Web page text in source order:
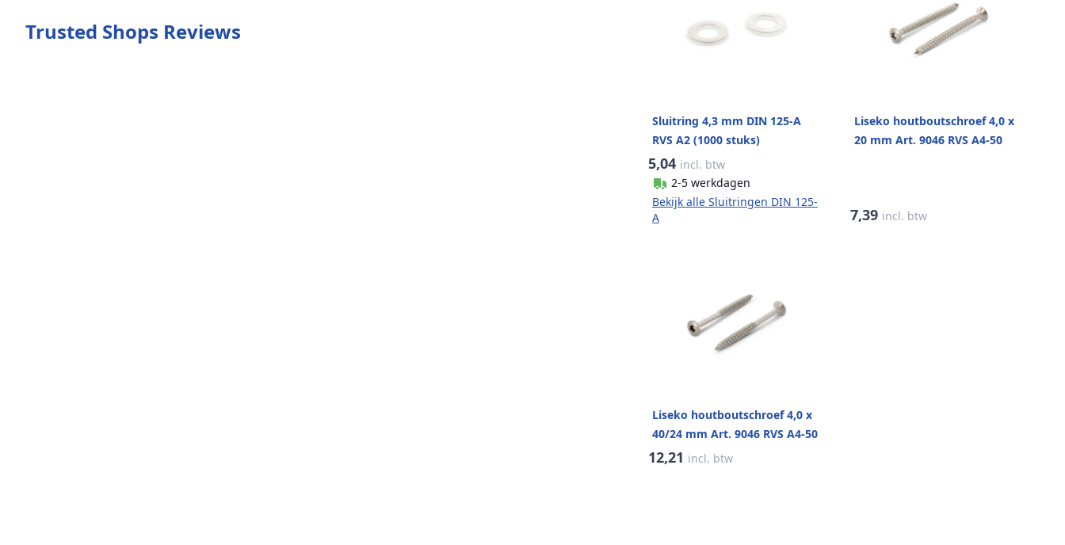
Trusted Shops Reviews
Sluitring 4,3 mm DIN 125-A
RVS A2 (1000 stuks)
5,04 incl. btw
2-5 werkdagen
Bekijk alle Sluitringen DIN 125-
A
Liseko houtboutschroef 4,0 x
20 mm Art. 9046 RVS A4-50
7,39 incl. btw
Liseko houtboutschroef 4,0 x
40/24 mm Art. 9046 RVS A4-50
TX20 (200 stuks)
12,21 incl. btw